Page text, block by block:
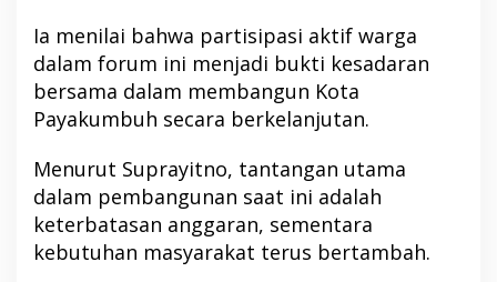
Ia menilai bahwa partisipasi aktif warga
dalam forum ini menjadi bukti kesadaran
bersama dalam membangun Kota
Payakumbuh secara berkelanjutan.
Menurut Suprayitno, tantangan utama
dalam pembangunan saat ini adalah
keterbatasan anggaran, sementara
kebutuhan masyarakat terus bertambah.